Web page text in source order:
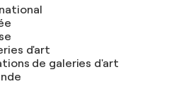
d'art
de galeries d'art